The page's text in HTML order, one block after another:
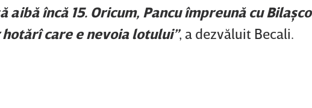
aibă încă 15. Oricum, Pancu împreună cu
care e nevoia lotului”, a dezvăluit Becali.